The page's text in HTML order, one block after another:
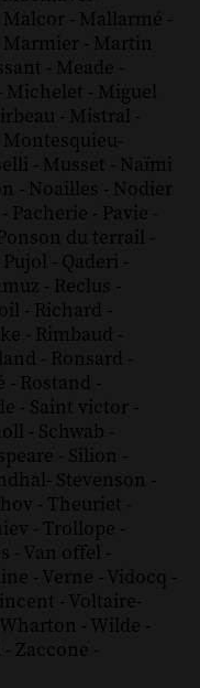
Malcor - Mallarmé -
Marmier - Martin
- Meade -
Michelet - Miguel
- Mistral -
Montesquieu-
- Musset - Naïmi
- Noailles - Nodier
- Pacherie - Pavie -
du terrail -
Pujol - Qaderi -
- Reclus -
- Richard -
- Rimbaud -
- Ronsard -
- Rostand -
- Saint victor -
- Schwab -
- Silion -
- Stevenson -
- Theuriet -
- Trollope -
- Van offel -
- Verne - Vidocq -
- Voltaire-
Wharton - Wilde -
- Zaccone -